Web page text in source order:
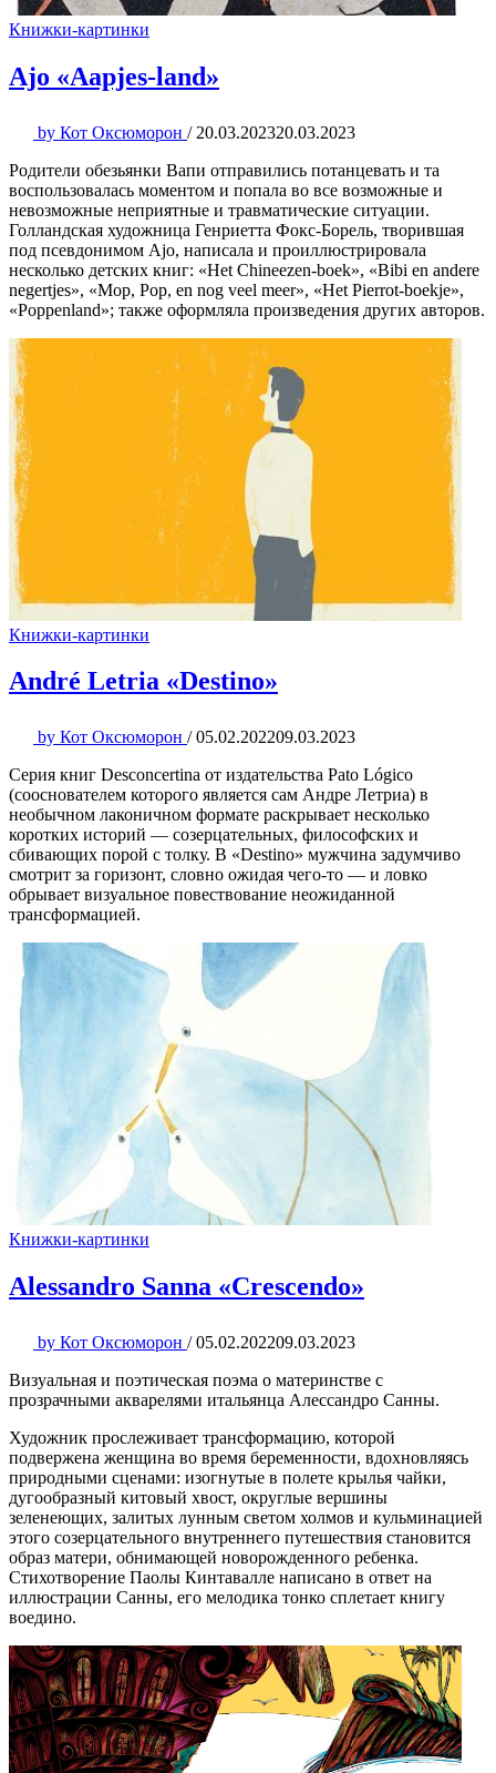
Книжки-картинки
Ajo «Aapjes-land»
by Кот Оксюморон / 20.03.202320.03.2023
Родители обезьянки Вапи отправились потанцевать и та
воспользовалась моментом и попала во все возможные и
невозможные неприятные и травматические ситуации.
Голландская художница Генриетта Фокс-Борель, творившая
под псевдонимом Ajo, написала и проиллюстрировала
несколько детских книг: «Het Chineezen-boek», «Bibi en andere
negertjes», «Mop, Pop, en nog veel meer», «Het Pierrot-boekje»,
«Poppenland»; также оформляла произведения других авторов.
Книжки-картинки
André Letria «Destino»
by Кот Оксюморон / 05.02.202209.03.2023
Серия книг Desconcertina от издательства Pato Lógico
(сооснователем которого является сам Андре Летриа) в
необычном лаконичном формате раскрывает несколько
коротких историй — созерцательных, философских и
сбивающих порой с толку. В «Destino» мужчина задумчиво
смотрит за горизонт, словно ожидая чего-то — и ловко
обрывает визуальное повествование неожиданной
трансформацией.
Книжки-картинки
Alessandro Sanna «Crescendo»
by Кот Оксюморон / 05.02.202209.03.2023
Визуальная и поэтическая поэма о материнстве с
прозрачными акварелями итальянца Алессандро Санны.
Художник прослеживает трансформацию, которой
подвержена женщина во время беременности, вдохновляясь
природными сценами: изогнутые в полете крылья чайки,
дугообразный китовый хвост, округлые вершины
зеленеющих, залитых лунным светом холмов и кульминацией
этого созерцательного внутреннего путешествия становится
образ матери, обнимающей новорожденного ребенка.
Стихотворение Паолы Кинтавалле написано в ответ на
иллюстрации Санны, его мелодика тонко сплетает книгу
воедино.